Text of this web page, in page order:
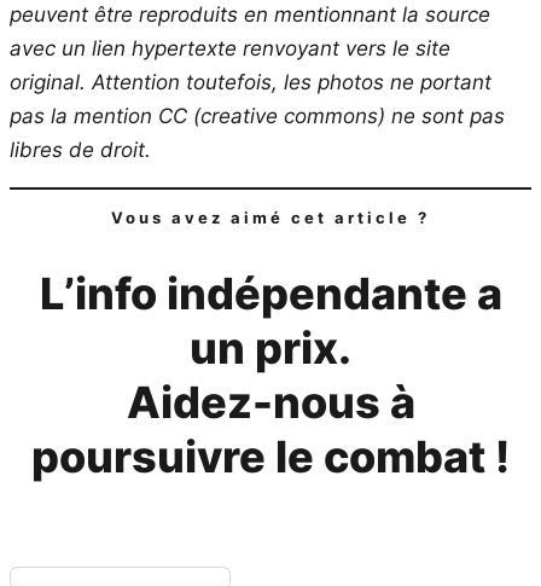
peuvent être reproduits en mentionnant la source
avec un lien hypertexte renvoyant vers le site
original. Attention toutefois, les photos ne portant
pas la mention CC (creative commons) ne sont pas
libres de droit.
Vous avez aimé cet article ?
L’info indépendante a
un prix.
Aidez-nous à
poursuivre le combat !